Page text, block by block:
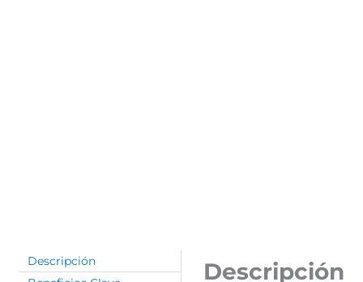
Descripción
Descripción